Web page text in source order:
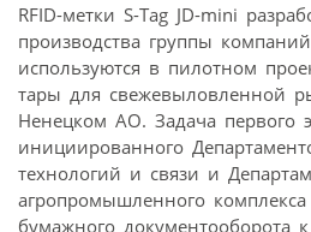
RFID-метки S-Tag JD-mini
производства группы
используются в пилотном
тары для свежевыловленной
Ненецком АО. Задача первого
инициированного
технологий и связи и
агропромышленного
бумажного документооборота